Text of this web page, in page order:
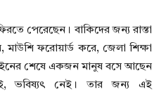
পেরেছেন। বাকিদের জন্য রাস্তা
মাউশি ফরোয়ার্ড করে, জেলা শিক্ষা
শেষে একজন মানুষ বসে আছেন
ভবিষ্যৎ নেই। তার জন্য এই